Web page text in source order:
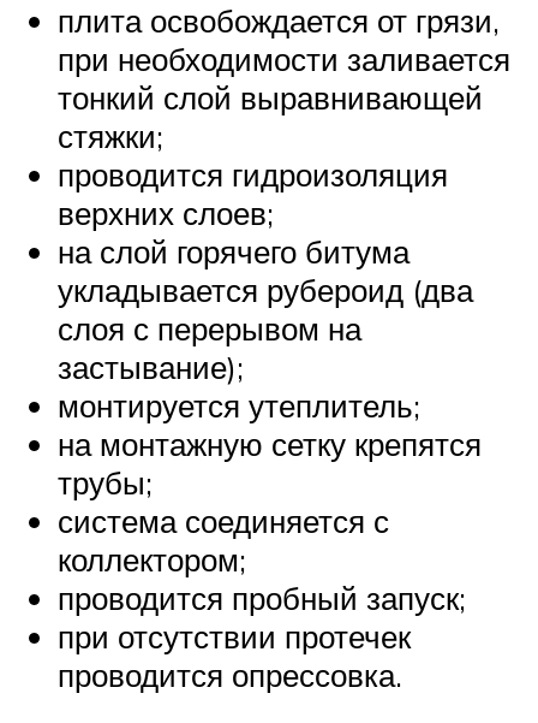
плита освобождается от грязи,
при необходимости заливается
тонкий слой выравнивающей
стяжки;
проводится гидроизоляция
верхних слоев;
на слой горячего битума
укладывается рубероид (два
слоя с перерывом на
застывание);
монтируется утеплитель;
на монтажную сетку крепятся
трубы;
система соединяется с
коллектором;
проводится пробный запуск;
при отсутствии протечек
проводится опрессовка.